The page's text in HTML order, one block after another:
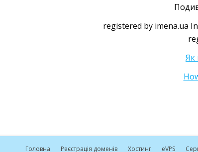
registered by imena.ua
Як
Головна Реєстрація доменів Хостинг eVPS